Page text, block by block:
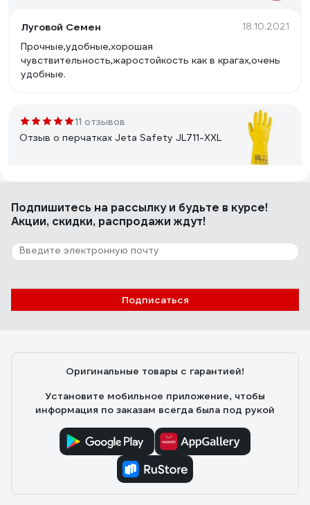
Луговой Семен 18.10.2021
Прочные,удобные,хорошая
чувствительность,жаростойкость как в крагах,очень
удобные.
11 отзывов
Отзыв о перчатках Jeta Safety JL711-XXL
Брал на свою огромную ладонь. Подошли отлично.
Размер XXL подойдёт на ладонь шириной примерно
Отзыв о перчатках Jeta Safety JS011p/M
Моловствов Александр Иванович 07.05.2019
Хорошо сидят, крепкие
Подпишитесь на рассылкуи будьте в курсе!
Акции, скидки, распродажи ждут!
Подписаться
Оригинальные товары с гарантией!
Установите мобильное приложение, чтобы
информация по заказам всегда была под рукой